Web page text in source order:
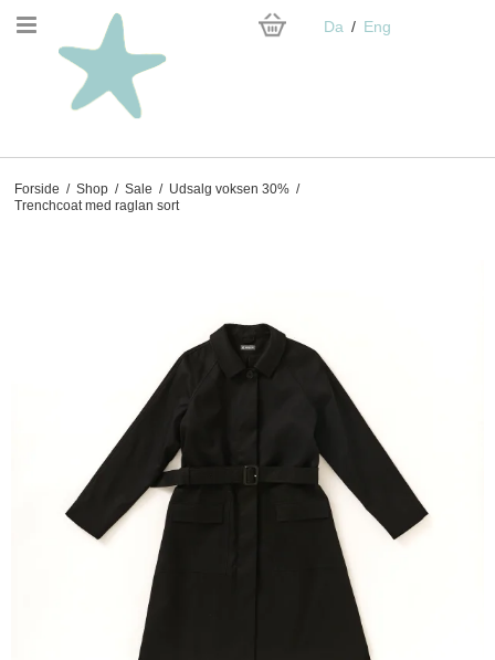
Da Eng
Forside / Shop / Sale / Udsalg voksen 30% /
Trenchcoat med raglan sort